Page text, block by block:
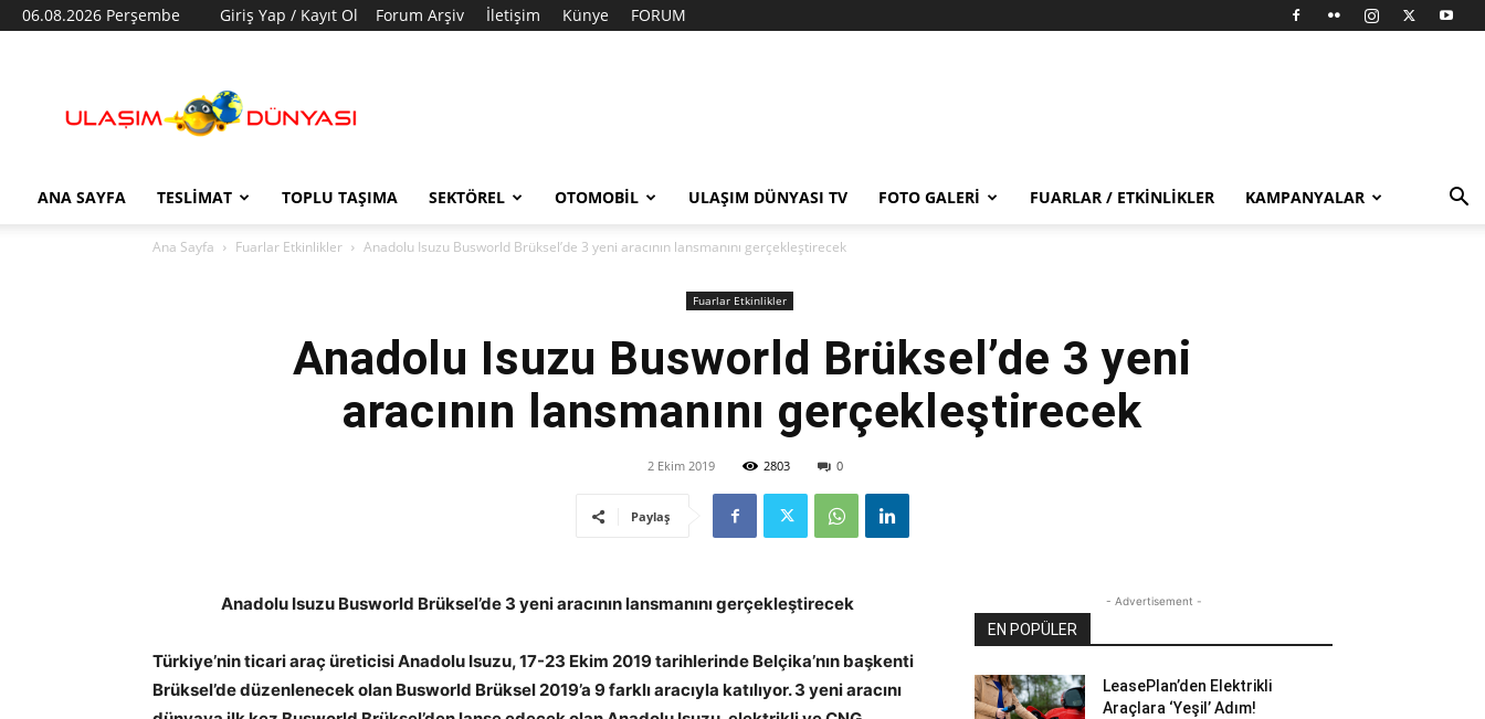
06.08.2026 Perşembe Giriş Yap / Kayıt Ol Forum Arşiv İletişim Künye FORUM
Dünyası
ANA SAYFA TESLIMAT TOPLU TAŞIMA SEKTÖREL OTOMOBIL ULAŞIM DÜNYASI TV FOTO GALERI FUARLAR / ETKINLIKLER KAMPANYALAR
Ana Sayfa Fuarlar Etkinlikler Anadolu Isuzu Busworld Brüksel’de 3 yeni aracının lansmanını gerçekleştirecek
Fuarlar Etkinlikler
Anadolu Isuzu Busworld Brüksel’de 3 yeni
aracının lansmanını gerçekleştirecek
2 Ekim 2019 2803 0
Paylaş
Anadolu Isuzu Busworld Brüksel’de 3 yeni aracının lansmanını gerçekleştirecek
Türkiye’nin ticari araç üreticisi Anadolu Isuzu, 17-23 Ekim 2019 tarihlerinde Belçika’nın başkenti
Brüksel’de düzenlenecek olan Busworld Brüksel 2019’a 9 farklı aracıyla katılıyor. 3 yeni aracını
- Advertisement -
EN POPÜLER
LeasePlan’den Elektrikli
Araçlara ‘Yeşil’ Adım!